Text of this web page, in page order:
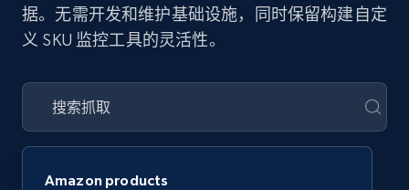
据。无需开发和维护基础设施，同时保留构建自定
义 SKU 监控工具的灵活性。
Amazon products